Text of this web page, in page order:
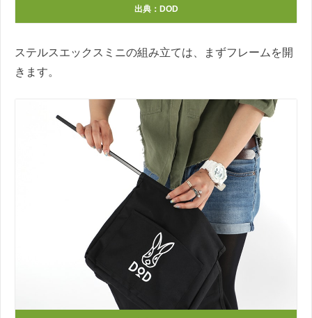
出典：DOD
ステルスエックスミニの組み立ては、まずフレームを開
きます。